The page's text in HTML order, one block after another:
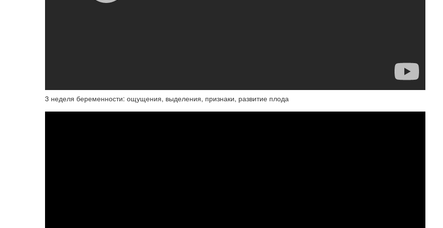
3 неделя беременности: ощущения, выделения, признаки, развитие плода